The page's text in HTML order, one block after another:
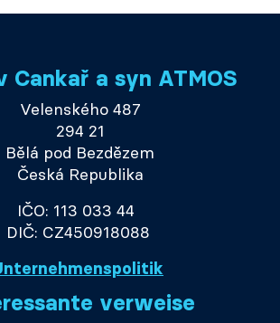
Cankař a syn ATMOS
Velenského 487
294 21
Bělá pod Bezdězem
Česká Republika
IČO: 113 033 44
DIČ: CZ450918088
verweise